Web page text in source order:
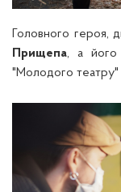
Головного героя,
Прищепа, а його
"Молодого театру"